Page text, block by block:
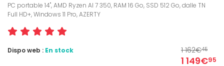
PC portable 14", AMD Ryzen AI 7 350, RAM 16 Go, SSD 512 Go, dalle TN
Full HD+, Windows 11 Pro, AZERTY
1 162€45
1 149€95
Dispo web : En stock